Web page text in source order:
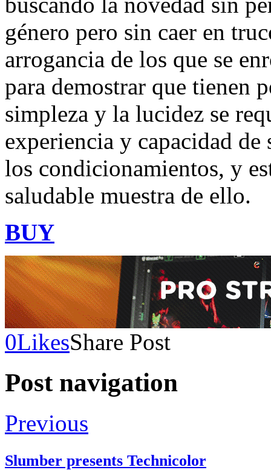
género pero sin caer en
arrogancia de los que se
para demostrar que tienen
simpleza y la lucidez se
experiencia y capacidad
los condicionamientos, y
saludable muestra de ello.
BUY
0LikesShare Post
Post navigation
Previous
Slumber presents Technicolor